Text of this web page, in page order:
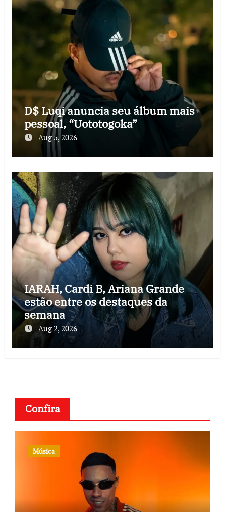
D$ Luqi anuncia seu álbum mais
pessoal, “Uototogoka”
Aug 5, 2026
IARAH, Cardi B, Ariana Grande
estão entre os destaques da
semana
Aug 2, 2026
Confira
Música